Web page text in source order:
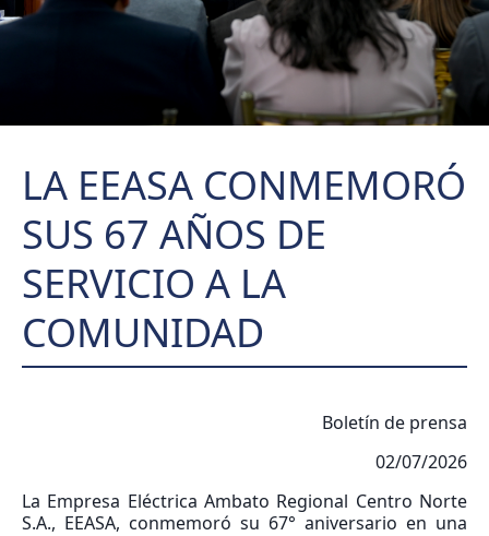
LA EEASA CONMEMORÓ
SUS 67 AÑOS DE
SERVICIO A LA
COMUNIDAD
Boletín de prensa
02/07/2026
La Empresa Eléctrica Ambato Regional Centro Norte
S.A., EEASA, conmemoró su 67° aniversario en una